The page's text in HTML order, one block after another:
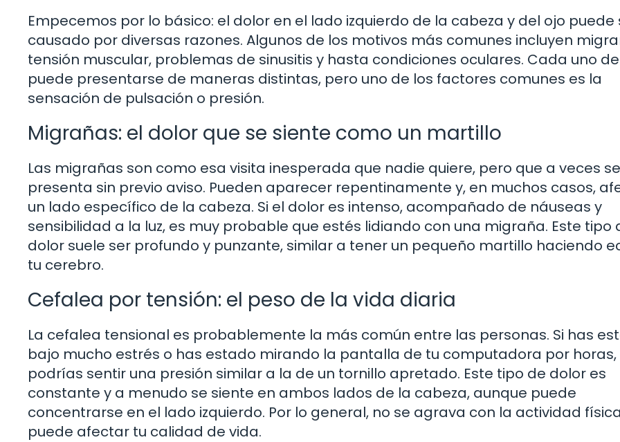
Empecemos por lo básico: el dolor en el lado izquierdo de la cabeza y del ojo puede
causado por diversas razones. Algunos de los motivos más comunes incluyen
tensión muscular, problemas de sinusitis y hasta condiciones oculares. Cada uno
puede presentarse de maneras distintas, pero uno de los factores comunes es la
sensación de pulsación o presión.
Migrañas: el dolor que se siente como un martillo
Las migrañas son como esa visita inesperada que nadie quiere, pero que a veces se
presenta sin previo aviso. Pueden aparecer repentinamente y, en muchos casos,
un lado específico de la cabeza. Si el dolor es intenso, acompañado de náuseas y
sensibilidad a la luz, es muy probable que estés lidiando con una migraña. Este tipo
dolor suele ser profundo y punzante, similar a tener un pequeño martillo haciendo
tu cerebro.
Cefalea por tensión: el peso de la vida diaria
La cefalea tensional es probablemente la más común entre las personas. Si has
bajo mucho estrés o has estado mirando la pantalla de tu computadora por horas,
podrías sentir una presión similar a la de un tornillo apretado. Este tipo de dolor es
constante y a menudo se siente en ambos lados de la cabeza, aunque puede
concentrarse en el lado izquierdo. Por lo general, no se agrava con la actividad
puede afectar tu calidad de vida.